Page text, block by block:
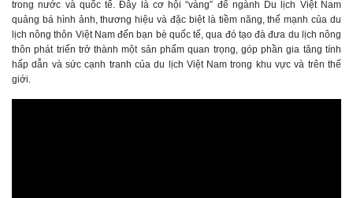
trong nước và quốc tế. Đây là cơ hội “vàng” để ngành Du lịch Việt Nam
quảng bá hình ảnh, thương hiệu và đặc biệt là tiềm năng, thế mạnh của du
lịch nông thôn Việt Nam đến bạn bè quốc tế, qua đó tạo đà đưa du lịch nông
thôn phát triển trở thành một sản phẩm quan trọng, góp phần gia tăng tính
hấp dẫn và sức cạnh tranh của du lịch Việt Nam trong khu vực và trên thế
giới.